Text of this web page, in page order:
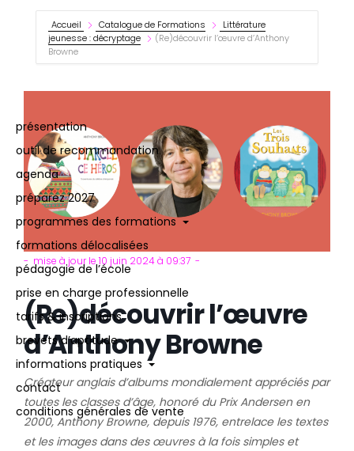
présentation
outil de recommandation
agenda
préparez 2027
programmes des formations
formations délocalisées
pédagogie de l’école
prise en charge professionnelle
tarifs & inscriptions
brevets d’aptitude
informations pratiques
contact
conditions générales de vente
Accueil Catalogue de Formations
Littérature
jeunesse : décryptage
(Re)découvrir l’œuvre d’Anthony
Browne
mise à jour le 10 juin 2024 à 09:37
(Re)découvrir l’œuvre
d’Anthony Browne
Créateur anglais d’albums mondialement appréciés par
toutes les classes d’âge, honoré du Prix Andersen en
2000, Anthony Browne, depuis 1976, entrelace les textes
et les images dans des œuvres à la fois simples et